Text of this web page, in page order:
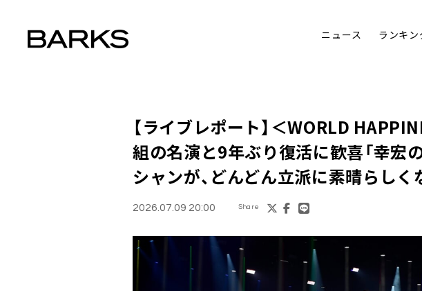
ニュース ランキン
【ライブレポート】＜WORLD
組の名演と9年ぶり復活に歓喜「幸宏
シャンが、どんどん立派に素晴らしく
2026.07.09 20:00 Share